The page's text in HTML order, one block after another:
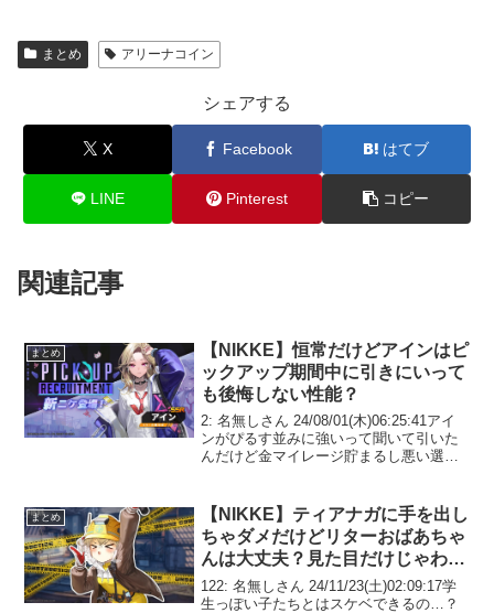
まとめ アリーナコイン
シェアする
X Facebook はてブ
LINE Pinterest コピー
関連記事
まとめ
【NIKKE】恒常だけどアインはピ
ックアップ期間中に引きにいって
も後悔しない性能？
2: 名無しさん 24/08/01(木)06:25:41アイ
ンがぴるす並みに強いって聞いて引いた
んだけど金マイレージ貯まるし悪い選択
であれ引くのが...
まとめ
【NIKKE】ティアナガに手を出し
ちゃダメだけどリターおばあちゃ
んは大丈夫？見た目だけじゃわか
らないニケの年齢設定
122: 名無しさん 24/11/23(土)02:09:17学
生っぽい子たちとはスケベできるの…？